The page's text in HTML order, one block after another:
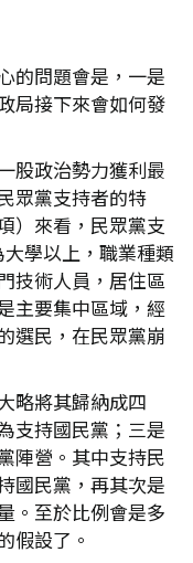
的問題會是，一是
局接下來會如何發
股政治勢力獲利最
眾黨支持者的特
）來看，民眾黨支
學以上，職業種類
技術人員，居住區
主要集中區域，經
選民，在民眾黨崩
略將其歸納成四
支持國民黨；三是
陣營。其中支持民
國民黨，再其次是
。至於比例會是多
假設了。